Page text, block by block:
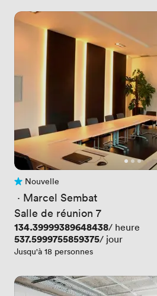
Pas encore d'avis
Nouvelle
· Marcel Sembat
Salle de réunion 7
Prix
134.39999389648438/ heure
Prix
537.5999755859375/ jour
Jusqu'à 18 personnes